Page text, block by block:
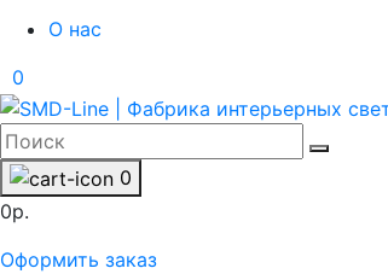
О нас
0
0
0р.
Оформить заказ